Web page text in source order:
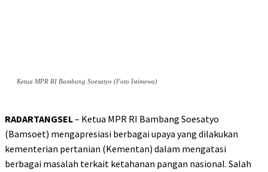
Ketua MPR RI Bambang Soesatyo (Foto Istimewa)
RADARTANGSEL– Ketua MPR RI Bambang Soesatyo
(Bamsoet) mengapresiasi berbagai upaya yang dilakukan
kementerian pertanian (Kementan) dalam mengatasi
berbagai masalah terkait ketahanan pangan nasional. Salah